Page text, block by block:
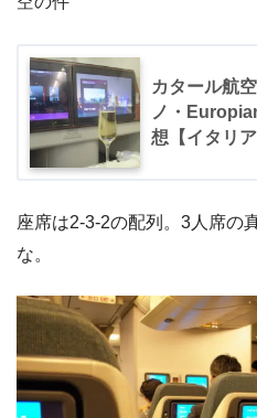
カタール航
ノ・
想【イタリア
座席は2-3-2の配列。3人席の
な。